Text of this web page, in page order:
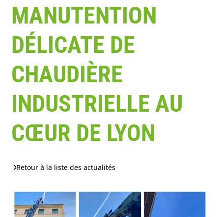
MANUTENTION
DÉLICATE DE
CHAUDIÈRE
INDUSTRIELLE AU
CŒUR DE LYON
Retour à la liste des actualités